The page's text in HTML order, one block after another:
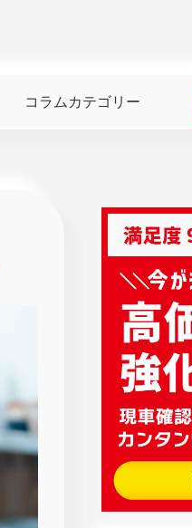
コラムカテゴリー